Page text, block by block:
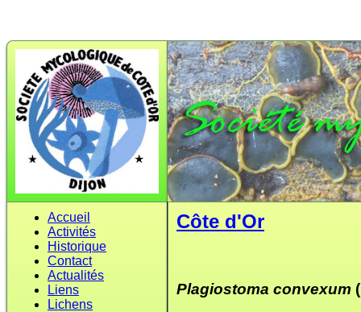
Accueil
Activités
Historique
Contact
Actualités
Liens
Lichens
Côte d'Or
Plagiostoma convexum